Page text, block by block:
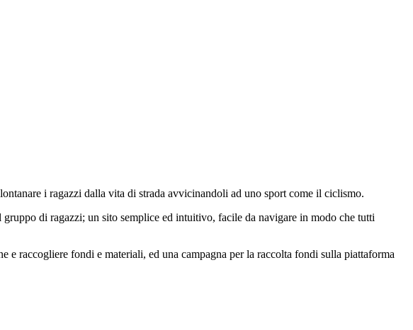
i ragazzi dalla vita di strada avvicinandoli ad uno sport come il ciclismo.
di ragazzi; un sito semplice ed intuitivo, facile da navigare in modo che tutti
e raccogliere fondi e materiali, ed una campagna per la raccolta fondi sulla piattaforma